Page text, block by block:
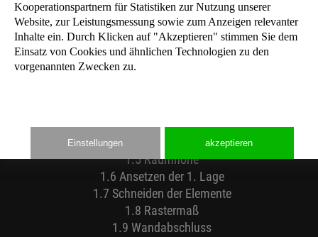
Planung und Ausführung
1.3 Anschlussbewehrung
1.4 Einmessen der Wand
1.5 Raumhöhe
1.6 Ansetzen der 1. Lage
1.7 Schneiden der Elemente
1.8 Rastermaß
1.9 Wandabschluss
Kooperationspartnern für Statistiken zur Nutzung unserer
Website, zur Leistungsmessung sowie zum Anzeigen relevanter
Inhalte ein. Durch Klicken auf "Akzeptieren" stimmen Sie dem
Einsatz von Cookies und ähnlichen Technologien zu den
vorgenannten Zwecken zu.
Einstellungen akzeptieren